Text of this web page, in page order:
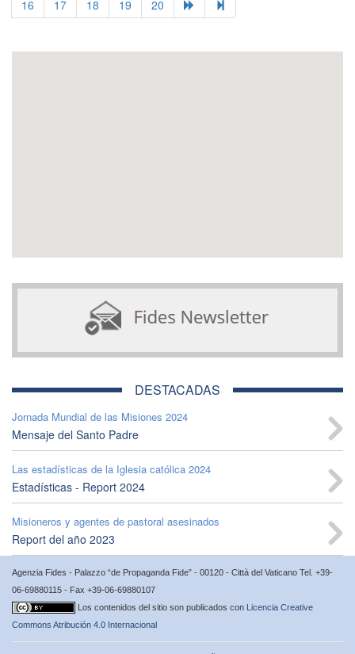
16
17 18 19 20
DESTACADAS
Jornada Mundial de las Misiones 2024
Mensaje del Santo Padre
Las estadísticas de la Iglesia católica 2024
Estadísticas - Report 2024
Misioneros y agentes de pastoral asesinados
Report del año 2023
Agenzia Fides - Palazzo “de Propaganda Fide” - 00120 - Città del Vaticano Tel. +39-
06-69880115 - Fax +39-06-69880107
Los contenidos del sitio son publicados con Licencia Creative
Commons Atribución 4.0 Internacional